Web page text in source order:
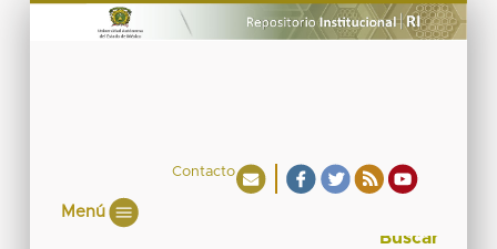
Contacto
Menú
Buscar